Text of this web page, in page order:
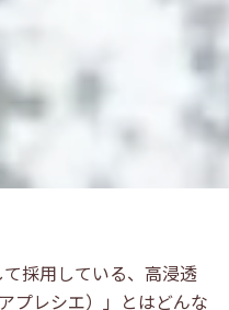
採用している、高浸透
プレシエ）」とはどんな